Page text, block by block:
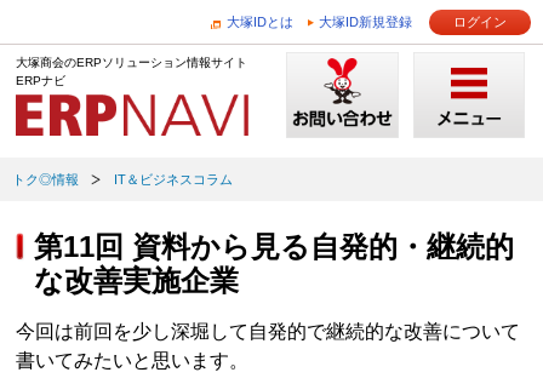
大塚IDとは 大塚ID新規登録 ログイン
大塚商会のERPソリューション情報サイト
ERPナビ
トク◎情報 IT＆ビジネスコラム
第11回 資料から見る自発的・継続的
な改善実施企業
今回は前回を少し深堀して自発的で継続的な改善について
書いてみたいと思います。